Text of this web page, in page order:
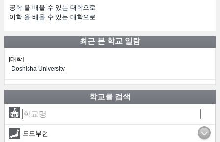
공학 을 배울 수 있는 대학으로
이학 을 배울 수 있는 대학으로
최근 본 학교 일람
[대학]
Doshisha University
학교를 검색
도도부현